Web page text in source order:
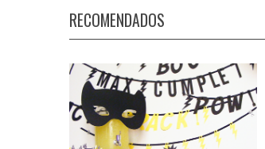
RECOMENDADOS